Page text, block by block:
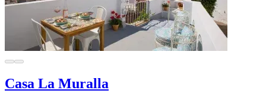
Casa La Muralla